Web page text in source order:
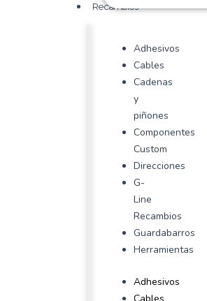
Recambios
Adhesivos
Cables
Cadenas
y
piñones
Componentes
Custom
Direcciones
G-
Line
Recambios
Guardabarros
Herramientas
Adhesivos